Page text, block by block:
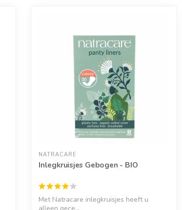
NATRACARE
Inlegkruisjes Gebogen - BIO
Met Natracare inlegkruisjes heeft u